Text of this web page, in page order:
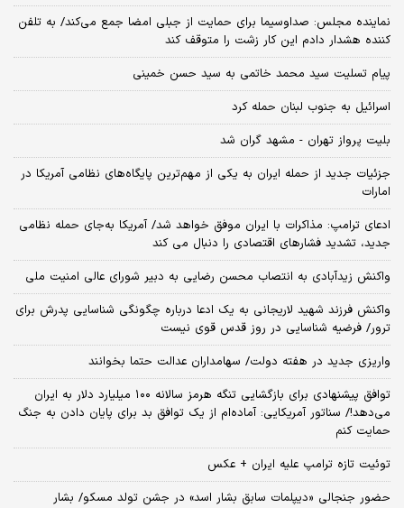
نماینده مجلس: صداوسیما برای حمایت از جبلی امضا جمع می‌کند/ به تلفن
کننده هشدار دادم این کار زشت را متوقف کند
پیام تسلیت سید محمد خاتمی به سید حسن خمینی
اسرائیل به جنوب لبنان حمله کرد
بلیت پرواز تهران - مشهد گران شد
جزئیات جدید از حمله ایران به یکی از مهم‌ترین پایگاه‌های نظامی آمریکا در
امارات
ادعای ترامپ: مذاکرات با ایران موفق خواهد شد/ آمریکا به‌جای حمله نظامی
جدید، تشدید فشارهای اقتصادی را دنبال می کند
واکنش زیدآبادی به انتصاب محسن رضایی به دبیر شورای عالی امنیت ملی
واکنش فرزند شهید لاریجانی به یک ادعا درباره چگونگی شناسایی پدرش برای
ترور/ فرضیه شناسایی در روز قدس قوی نیست
واریزی جدید در هفته دولت/ سهامداران عدالت حتما بخوانند
توافق پیشنهادی برای بازگشایی تنگه هرمز سالانه ۱۰۰ میلیارد دلار به ایران
می‌دهد!/ سناتور آمریکایی: آماده‌ام از یک توافق بد برای پایان دادن به جنگ
حمایت کنم
توئیت تازه ترامپ علیه ایران + عکس
حضور جنجالی «دیپلمات سابق بشار اسد» در جشن تولد مسکو/ بشار